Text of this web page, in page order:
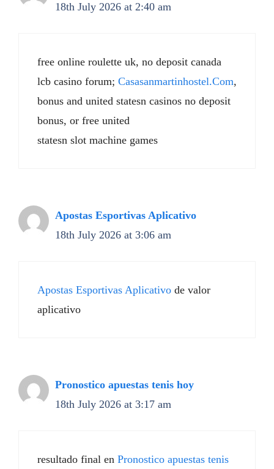
18th July 2026 at 2:40 am
free online roulette uk, no deposit canada
lcb casino forum; Casasanmartinhostel.Com,
bonus and united statesn casinos no deposit
bonus, or free united
statesn slot machine games
Apostas Esportivas Aplicativo
18th July 2026 at 3:06 am
Apostas Esportivas Aplicativo de valor
aplicativo
Pronostico apuestas tenis hoy
18th July 2026 at 3:17 am
resultado final en Pronostico apuestas tenis